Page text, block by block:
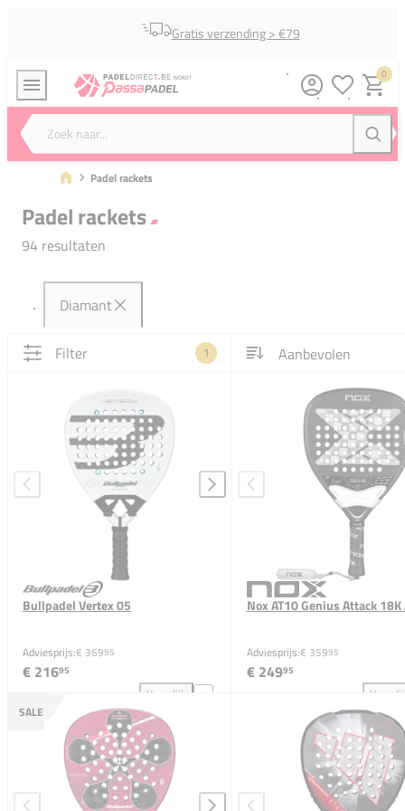
Gratis verzending > €79
Zoek naar...
0
Padel rackets
Padel rackets
94 resultaten
Diamant
Filter 1
Bullpadel Vertex 05
Adviesprijs:€ 36995
€ 21695
Vergelijk
Bullpadel Vertex 05 toevoegen aan vergelijking
Nox AT10 Genius Attack
Adviesprijs:€ 35995
€ 24995
SALE